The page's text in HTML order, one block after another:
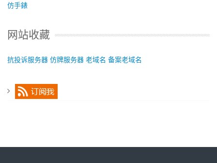
仿手錶
网站收藏
抗投诉服务器 仿牌服务器 老域名 备案老域名